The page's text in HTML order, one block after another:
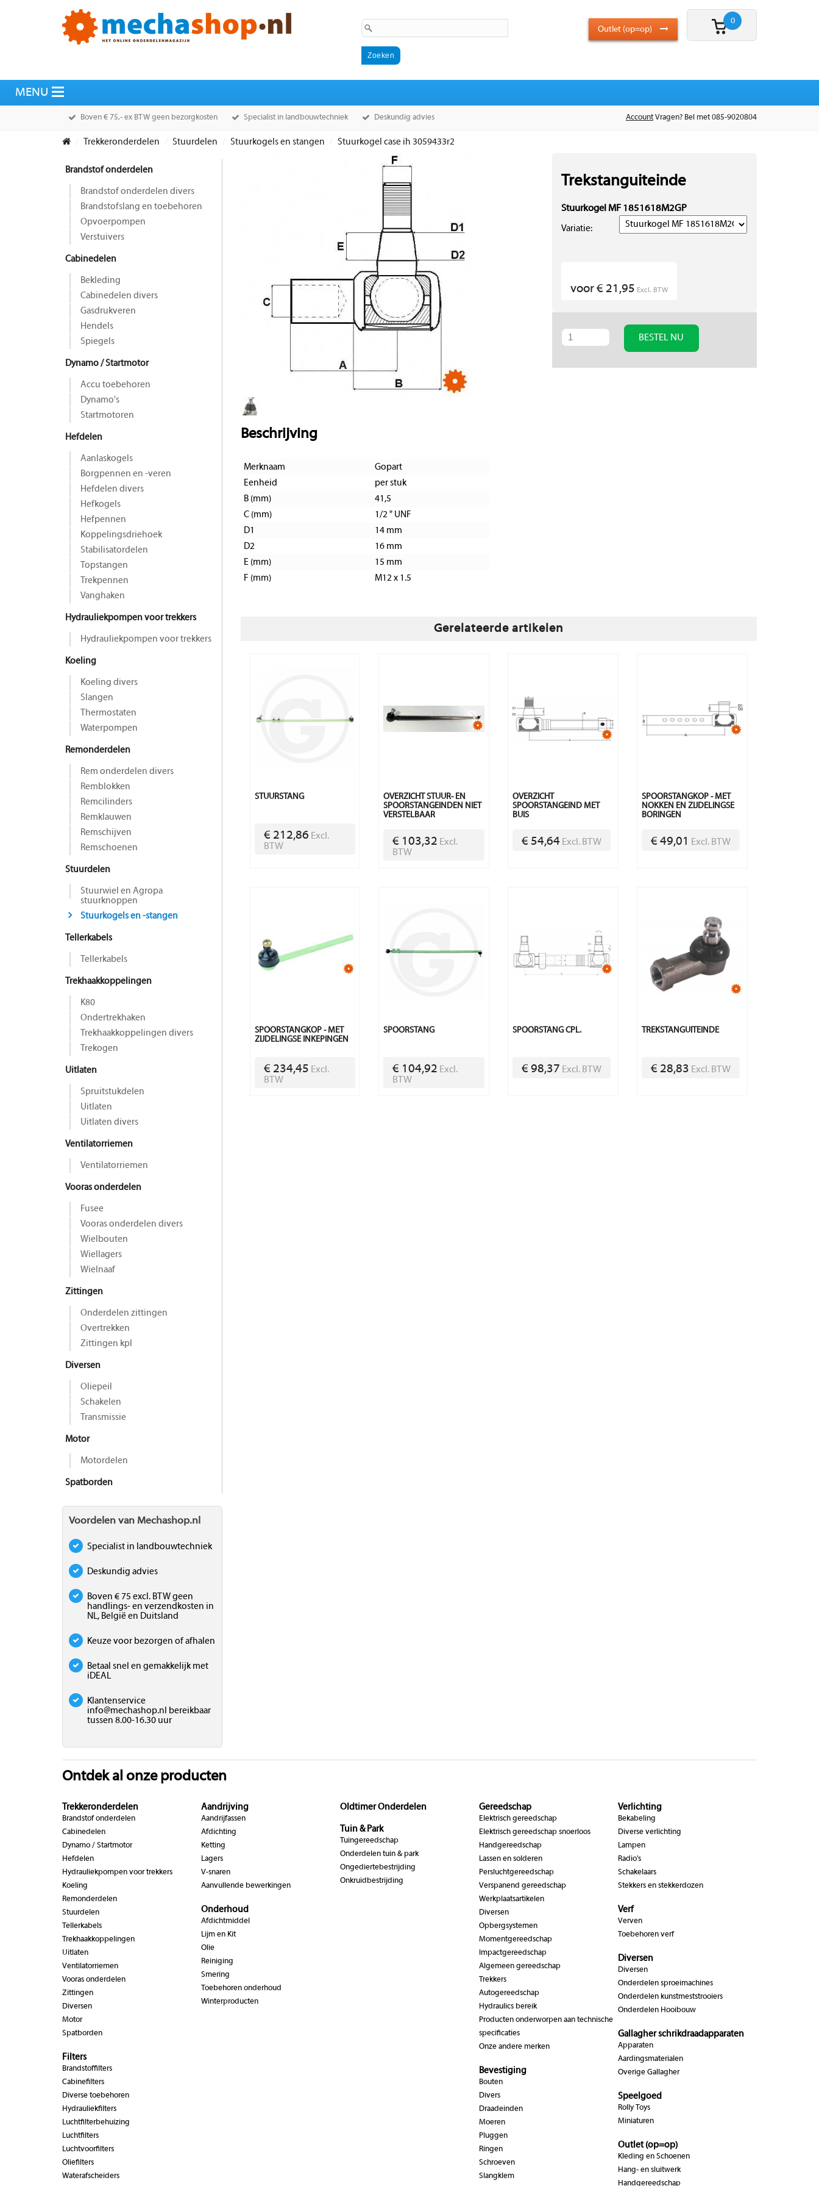
0
Outlet (op=op)
Boven € 75,- ex BTW geen bezorgkosten Specialist in landbouwtechniek Deskundig advies Account Vragen? Bel met 085-9020804
Trekkeronderdelen Stuurdelen Stuurkogels en stangen Stuurkogel case ih 3059433r2
Brandstof onderdelen
Brandstof onderdelen divers
Brandstofslang en toebehoren
Opvoerpompen
Verstuivers
Cabinedelen
Bekleding
Cabinedelen divers
Gasdrukveren
Hendels
Spiegels
Dynamo / Startmotor
Accu toebehoren
Dynamo's
Startmotoren
Hefdelen
Aanlaskogels
Borgpennen en -veren
Hefdelen divers
Hefkogels
Hefpennen
Koppelingsdriehoek
Stabilisatordelen
Topstangen
Trekpennen
Vanghaken
Hydrauliekpompen voor trekkers
Hydrauliekpompen voor trekkers
Koeling
Koeling divers
Slangen
Thermostaten
Waterpompen
Remonderdelen
Rem onderdelen divers
Remblokken
Remcilinders
Remklauwen
Remschijven
Remschoenen
Stuurdelen
Stuurwiel en Agropa
stuurknoppen
Stuurkogels en -stangen
Tellerkabels
Tellerkabels
Trekhaakkoppelingen
K80
Ondertrekhaken
Trekhaakkoppelingen divers
Trekogen
Uitlaten
Spruitstukdelen
Uitlaten
Uitlaten divers
Ventilatorriemen
Ventilatorriemen
Vooras onderdelen
Fusee
Vooras onderdelen divers
Wielbouten
Wiellagers
Wielnaaf
Zittingen
Onderdelen zittingen
Overtrekken
Zittingen kpl
Diversen
Oliepeil
Schakelen
Transmissie
Motor
Motordelen
Spatborden
Voordelen van Mechashop.nl
Specialist in landbouwtechniek
Deskundig advies
Boven € 75 excl. BTW geen
handlings- en verzendkosten in
NL, België en Duitsland
Keuze voor bezorgen of afhalen
Betaal snel en gemakkelijk met
iDEAL
Klantenservice
info@mechashop.nl
bereikbaar
tussen 8.00-16.30 uur
Beschrijving
Merknaam
Gopart
Eenheid
per stuk
B (mm)
41,5
C (mm)
1/2 " UNF
D1
14 mm
D2
16 mm
E (mm)
15 mm
F (mm)
M12 x 1.5
Trekstanguiteinde
Stuurkogel MF 1851618M2GP
Variatie:
voor € 21,95 Excl. BTW
BESTEL NU
Gerelateerde artikelen
STUURSTANG
€ 212,86 Excl.
BTW
OVERZICHT STUUR- EN
SPOORSTANGEINDEN NIET
VERSTELBAAR
€ 103,32 Excl.
BTW
OVERZICHT
SPOORSTANGEIND MET
BUIS
€ 54,64 Excl. BTW
SPOORSTANGKOP - MET
NOKKEN EN ZIJDELINGSE
BORINGEN
€ 49,01 Excl. BTW
SPOORSTANGKOP - MET
ZIJDELINGSE INKEPINGEN
€ 234,45 Excl.
BTW
SPOORSTANG
€ 104,92 Excl.
BTW
SPOORSTANG CPL.
€ 98,37 Excl. BTW
TREKSTANGUITEINDE
€ 28,83 Excl. BTW
Ontdek al onze producten
Trekkeronderdelen
Brandstof onderdelen
Cabinedelen
Dynamo / Startmotor
Hefdelen
Hydrauliekpompen voor trekkers
Koeling
Remonderdelen
Stuurdelen
Tellerkabels
Trekhaakkoppelingen
Uitlaten
Ventilatorriemen
Vooras onderdelen
Zittingen
Diversen
Motor
Spatborden
Filters
Brandstoffilters
Cabinefilters
Diverse toebehoren
Hydrauliekfilters
Luchtfilterbehuizing
Luchtfilters
Luchtvoorfilters
Oliefilters
Waterafscheiders
Aandrijving
Aandrijfassen
Afdichting
Ketting
Lagers
V-snaren
Aanvullende bewerkingen
Onderhoud
Afdichtmiddel
Lijm en Kit
Olie
Reiniging
Smering
Toebehoren onderhoud
Winterproducten
Oldtimer Onderdelen
Tuin & Park
Tuingereedschap
Onderdelen tuin & park
Ongediertebestrijding
Onkruidbestrijding
Gereedschap
Elektrisch gereedschap
Elektrisch gereedschap snoerloos
Handgereedschap
Lassen en solderen
Persluchtgereedschap
Verspanend gereedschap
Werkplaatsartikelen
Diversen
Opbergsystemen
Momentgereedschap
Impactgereedschap
Algemeen gereedschap
Trekkers
Autogereedschap
Hydraulics bereik
Producten onderworpen aan technische
specificaties
Onze andere merken
Bevestiging
Bouten
Divers
Draadeinden
Moeren
Pluggen
Ringen
Schroeven
Slangklem
Verlichting
Bekabeling
Diverse verlichting
Lampen
Radio's
Schakelaars
Stekkers en stekkerdozen
Verf
Verven
Toebehoren verf
Diversen
Diversen
Onderdelen sproeimachines
Onderdelen kunstmeststrooiers
Onderdelen Hooibouw
Gallagher schrikdraadapparaten
Apparaten
Aardingsmaterialen
Overige Gallagher
Speelgoed
Rolly Toys
Miniaturen
Outlet (op=op)
Kleding en Schoenen
Hang- en sluitwerk
Handgereedschap